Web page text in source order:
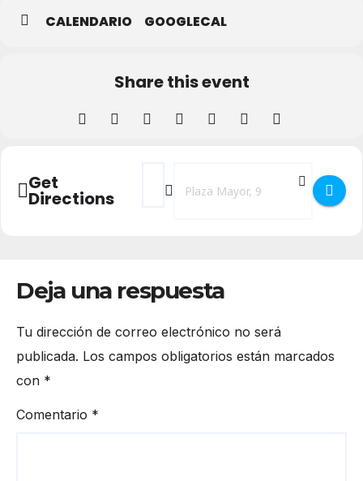
CALENDARIO GOOGLECAL
Share this event
Get
Directions
Address - Concierto solidario a favor de
Destination Address - Concierto
Deja una respuesta
Tu dirección de correo electrónico no será
publicada. Los campos obligatorios están marcados
con *
Comentario *